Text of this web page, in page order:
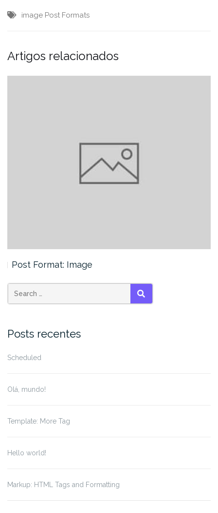
image Post Formats
Artigos relacionados
Post Format: Image
Search
for:
SEARCH
Posts recentes
Scheduled
Olá, mundo!
Template: More Tag
Hello world!
Markup: HTML Tags and Formatting